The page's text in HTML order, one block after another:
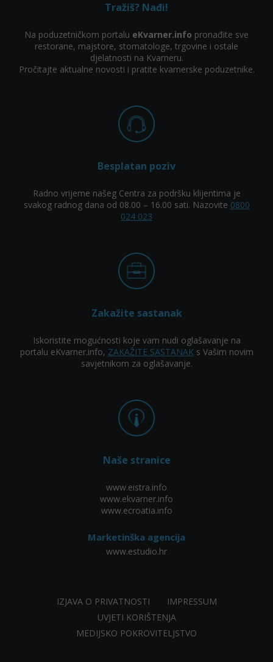
Tražiš? Nađi!
Na poduzetničkom portalu eKvarner.info pronađite sve
restorane, majstore, stomatologe, trgovine i ostale
djelatnosti na Kvarneru.
Pročitajte aktualne novosti i pratite kvarnerske poduzetnike.
Besplatan poziv
Radno vrijeme našeg Centra za podršku klijentima je
svakog radnog dana od 08.00 – 16.00 sati. Nazovite 0800
024 023
Zakažite sastanak
Iskoristite mogućnosti koje vam nudi oglašavanje na
portalu eKvarner.info, ZAKAŽITE SASTANAKs Vašim novim
savjetnikom za oglašavanje.
Naše stranice
www.eistra.info
www.ekvarner.info
www.ecroatia.info
Marketinška agencija
www.estudio.hr
IZJAVA O PRIVATNOSTI
IMPRESSUM
UVJETI KORIŠTENJA
MEDIJSKO POKROVITELJSTVO